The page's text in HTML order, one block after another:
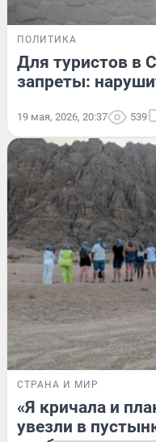
ПОЛИТИКА
Для туристов в
запреты:
19 мая, 2026, 20:37 539
СТРАНА И МИР
«Я кричала и
увезли в